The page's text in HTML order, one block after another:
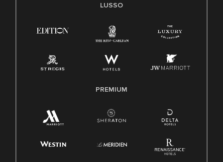
LUSSO
PREMIUM